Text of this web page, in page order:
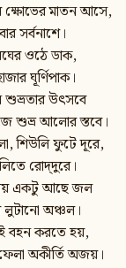
ক্ষোভের মাতন আসে,
সর্বনাশে।
ওঠে ডাক,
ঘূর্ণিপাক।
শুভ্রতার উৎসবে
শুভ্র আলোর স্তবে।
শিউলি ফুটে দূরে,
রোদ্‌দুরে।
একটু আছে জল
লুটানো অঞ্চল।
বহন করতে হয়,
অকীর্তি অজয়।